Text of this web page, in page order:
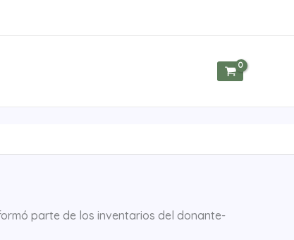
parte de los inventarios del donante-